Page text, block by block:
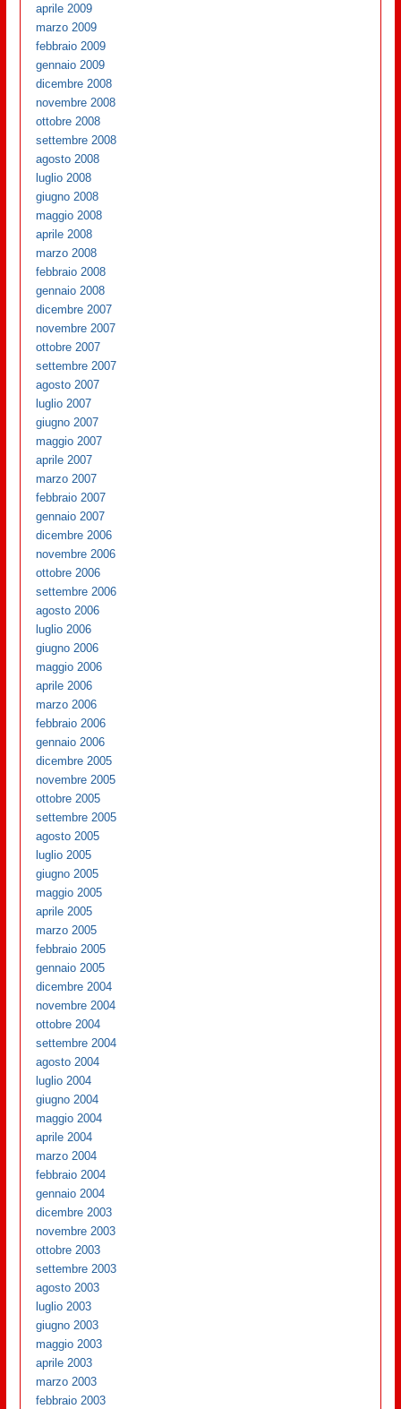
aprile 2009
marzo 2009
febbraio 2009
gennaio 2009
dicembre 2008
novembre 2008
ottobre 2008
settembre 2008
agosto 2008
luglio 2008
giugno 2008
maggio 2008
aprile 2008
marzo 2008
febbraio 2008
gennaio 2008
dicembre 2007
novembre 2007
ottobre 2007
settembre 2007
agosto 2007
luglio 2007
giugno 2007
maggio 2007
aprile 2007
marzo 2007
febbraio 2007
gennaio 2007
dicembre 2006
novembre 2006
ottobre 2006
settembre 2006
agosto 2006
luglio 2006
giugno 2006
maggio 2006
aprile 2006
marzo 2006
febbraio 2006
gennaio 2006
dicembre 2005
novembre 2005
ottobre 2005
settembre 2005
agosto 2005
luglio 2005
giugno 2005
maggio 2005
aprile 2005
marzo 2005
febbraio 2005
gennaio 2005
dicembre 2004
novembre 2004
ottobre 2004
settembre 2004
agosto 2004
luglio 2004
giugno 2004
maggio 2004
aprile 2004
marzo 2004
febbraio 2004
gennaio 2004
dicembre 2003
novembre 2003
ottobre 2003
settembre 2003
agosto 2003
luglio 2003
giugno 2003
maggio 2003
aprile 2003
marzo 2003
febbraio 2003